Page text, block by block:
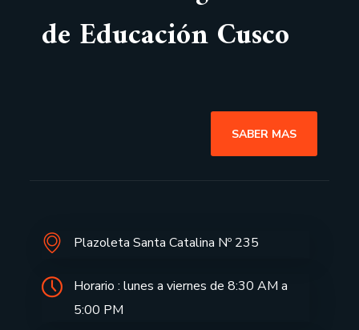
de Educación Cusco
SABER MAS
Plazoleta Santa Catalina Nº 235
Horario : lunes a viernes de 8:30 AM a
5:00 PM